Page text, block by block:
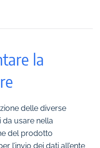
la
delle diverse
da usare nella
del prodotto
l’invio dei dati all’ente